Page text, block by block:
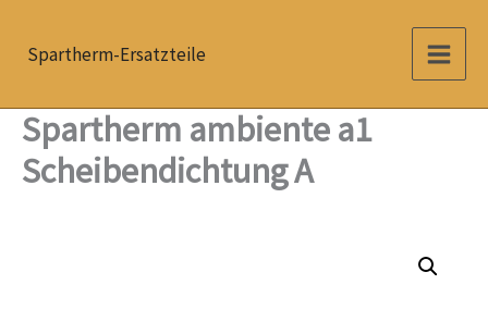
InhaltSpartherm-Ersatzteile
Spartherm ambiente a1
Scheibendichtung A